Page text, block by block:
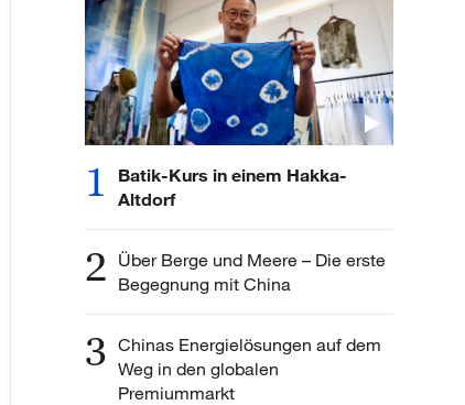
1
Batik-Kurs in einem Hakka-
Altdorf
2 Über Berge und Meere – Die erste
Begegnung mit China
3 Chinas Energielösungen auf dem
Weg in den globalen
Premiummarkt